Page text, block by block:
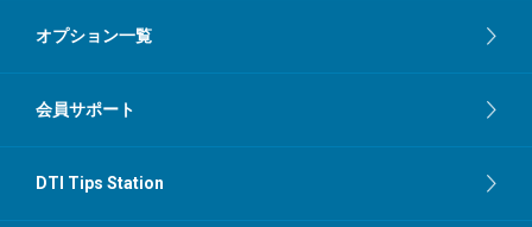
オプション一覧
会員サポート
DTI Tips Station